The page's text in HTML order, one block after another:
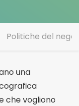
Politiche del
una
che vogliono